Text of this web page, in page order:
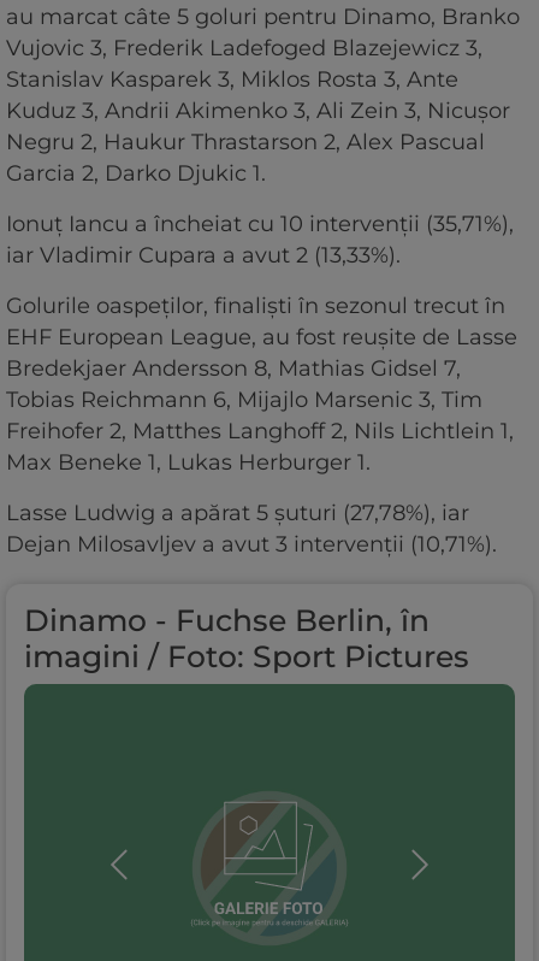
au marcat câte 5 goluri pentru Dinamo, Branko
Vujovic 3, Frederik Ladefoged Blazejewicz 3,
Stanislav Kasparek 3, Miklos Rosta 3, Ante
Kuduz 3, Andrii Akimenko 3, Ali Zein 3, Nicuşor
Negru 2, Haukur Thrastarson 2, Alex Pascual
Garcia 2, Darko Djukic 1.
Ionuţ Iancu a încheiat cu 10 intervenţii (35,71%),
iar Vladimir Cupara a avut 2 (13,33%).
Golurile oaspeţilor, finalişti în sezonul trecut în
EHF European League, au fost reuşite de Lasse
Bredekjaer Andersson 8, Mathias Gidsel 7,
Tobias Reichmann 6, Mijajlo Marsenic 3, Tim
Freihofer 2, Matthes Langhoff 2, Nils Lichtlein 1,
Max Beneke 1, Lukas Herburger 1.
Lasse Ludwig a apărat 5 şuturi (27,78%), iar
Dejan Milosavljev a avut 3 intervenţii (10,71%).
Dinamo - Fuchse Berlin, în
imagini / Foto: Sport Pictures